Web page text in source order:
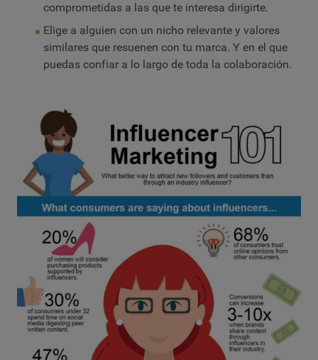
comprometidas a las que te interesa dirigirte.
Elige a alguien con un nicho relevante y valores
similares que resuenen con tu marca. Y en el que
puedas confiar a lo largo de toda la colaboración.